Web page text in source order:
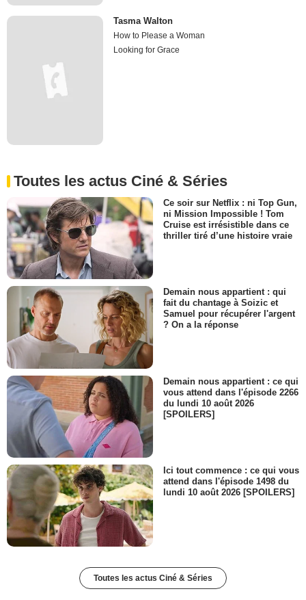
Tasma Walton
How to Please a Woman
Looking for Grace
Toutes les actus Ciné & Séries
Ce soir sur Netflix : ni Top Gun,
ni Mission Impossible ! Tom
Cruise est irrésistible dans ce
thriller tiré d’une histoire vraie
Demain nous appartient : qui
fait du chantage à Soizic et
Samuel pour récupérer l'argent
? On a la réponse
Demain nous appartient : ce qui
vous attend dans l'épisode 2266
du lundi 10 août 2026
[SPOILERS]
Ici tout commence : ce qui vous
attend dans l'épisode 1498 du
lundi 10 août 2026 [SPOILERS]
Toutes les actus Ciné & Séries